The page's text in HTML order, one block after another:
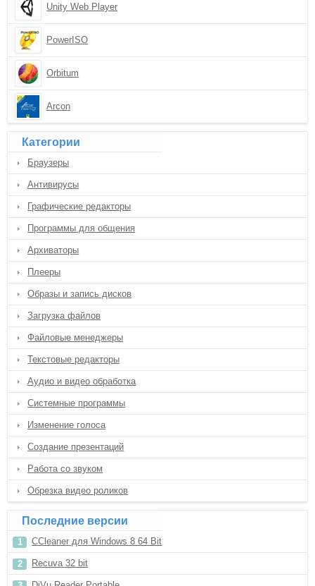
Unity Web Player
PowerISO
Orbitum
Arcon
Категории
Браузеры
Антивирусы
Графические редакторы
Программы для общения
Архиваторы
Плееры
Образы и запись дисков
Загрузка файлов
Файловые менеджеры
Текстовые редакторы
Аудио и видео обработка
Системные программы
Изменение голоса
Создание презентаций
Работа со звуком
Обрезка видео роликов
Последние версии
CCleaner для Windows 8 64 Bit
Recuva 32 bit